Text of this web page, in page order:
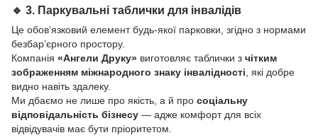
🔹 3. Паркувальні таблички для інвалідів
Це обов’язковий елемент будь-якої парковки, згідно з нормами
безбар’єрного простору.
Компанія «Ангели Друку» виготовляє таблички з чітким
зображенням міжнародного знаку інвалідності , які добре
видно навіть здалеку.
Ми дбаємо не лише про якість, а й про соціальну
відповідальність бізнесу — адже комфорт для всіх
відвідувачів має бути пріоритетом.